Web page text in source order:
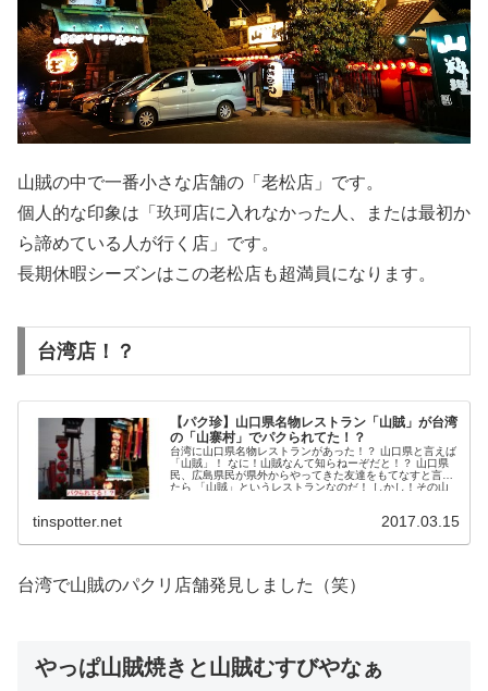
山賊の中で一番小さな店舗の「老松店」です。
個人的な印象は「玖珂店に入れなかった人、または最初か
ら諦めている人が行く店」です。
長期休暇シーズンはこの老松店も超満員になります。
台湾店！？
【パク珍】山口県名物レストラン「山賊」が台湾
の「山寨村」でパクられてた！？
台湾に山口県名物レストランがあった！？ 山口県と言えば
「山賊」！ なに！山賊なんて知らねーぞだと！？ 山口県
民、広島県民が県外からやってきた友達をもてなすと言っ
たら 「山賊」というレストランなのだ！ しかし！その山
tinspotter.net 2017.03.15
台湾で山賊のパクリ店舗発見しました（笑）
やっぱ山賊焼きと山賊むすびやなぁ